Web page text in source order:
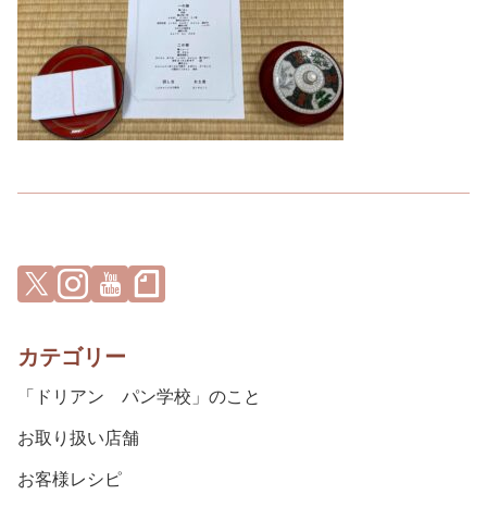
カテゴリー
「ドリアン パン学校」のこと
お取り扱い店舗
お客様レシピ